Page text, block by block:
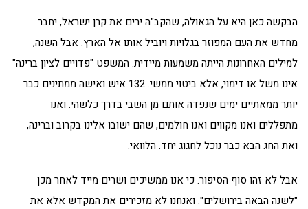
הבקשה כאן היא על הגאולה, שהקב"ה ירים את קרן ישראל, יחבר
מחדש את העם המפוזר בגלויות ויוביל אותו אל הארץ. אבל השנה,
למילים האחרונות הייתה משמעות מיידית. המשפט "פדויים לציון ברינה"
אינו משל או דימוי, אלא ביטוי ממשי. 132 איש ואישה ממתינים כבר
יותר ממאתיים ימים שנפדה אותם מן השבי בדרך כלשהי. ואנו
מתפללים ואנו מקווים ואנו חולמים, שהם ישובו אלינו בקרוב וברינה,
ואת החג הבא כבר נוכל לחגוג יחד. הלוואי.
אבל לא זהו סוף הסיפור. כי אנו ממשיכים ושרים מייד לאחר מכן
"לשנה הבאה בירושלים". ואנחנו לא מזכירים את המקדש אלא את